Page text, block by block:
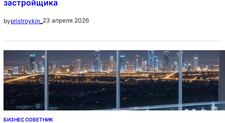
застройщика
bypristroykin_ 23 апреля 2026
БИЗНЕС СОВЕТНИК